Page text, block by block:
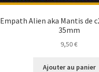
Empath Alien aka Mantis de
35mm
9,50€
Ajouter au panier